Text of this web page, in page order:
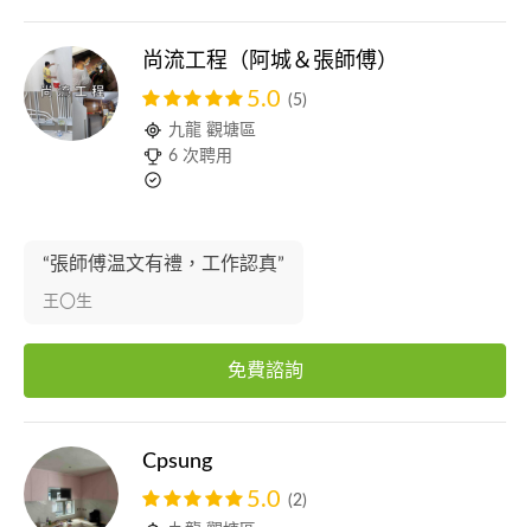
尚流工程（阿城＆張師傅）
5.0 (5)
九龍 觀塘區
6 次聘用
“張師傅温文有禮，工作認真”
王〇生
免費諮詢
Cpsung
5.0 (2)